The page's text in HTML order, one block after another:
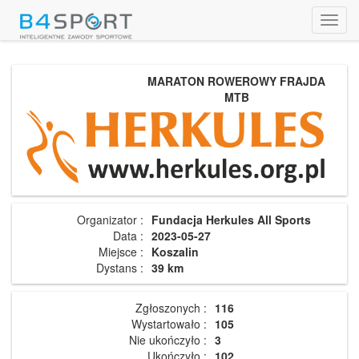
MARATON ROWEROWY FRAJDA
MTB
Organizator : Fundacja Herkules All Sports
Data : 2023-05-27
Miejsce : Koszalin
Dystans : 39 km
Zgłoszonych : 116
Wystartowało : 105
Nie ukończyło : 3
Ukończyło : 102